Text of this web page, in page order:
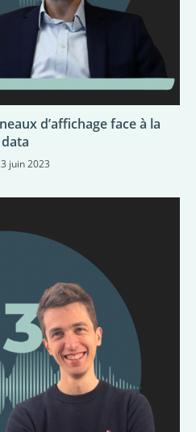
d’affichage face à la
data
juin 2023